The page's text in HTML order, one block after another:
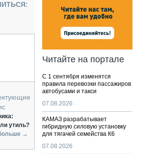
утиль?
→
Читайте на портале
С 1 сентября изменятся
правила перевозки пассажиров
автобусами и такси
07.08.2026
КАМАЗ разрабатывает
гибридную силовую установку
для тягачей семейства К6
07.08.2026